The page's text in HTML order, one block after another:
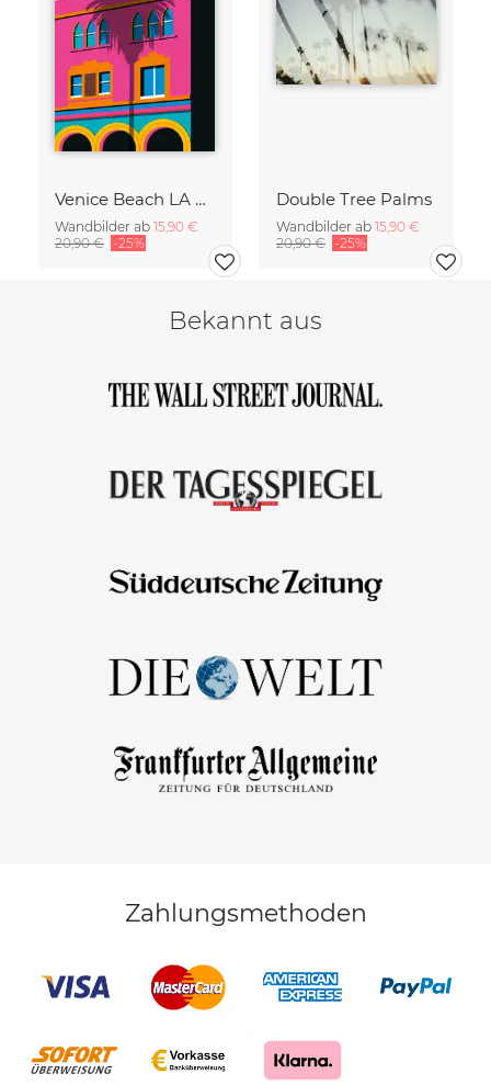
Venice Beach LA 80
Wandbilder ab 15,90 €
20,90 € -25%
Double Tree Palms
Wandbilder ab 15,90 €
20,90 € -25%
Bekannt aus
Zahlungsmethoden